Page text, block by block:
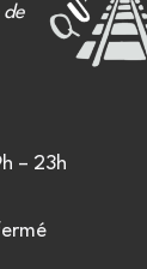
– 23h